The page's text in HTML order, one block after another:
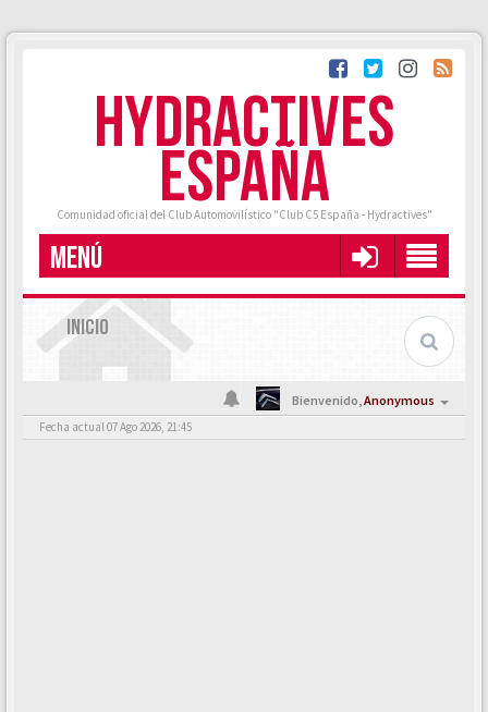
HYDRACTIVES
ESPAÑA
Comunidad oficial del Club Automovilístico "Club C5 España - Hydractives"
MENÚ
INICIO
Bienvenido,Anonymous
Fecha actual 07 Ago 2026, 21:45